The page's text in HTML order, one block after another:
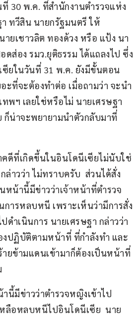
ที่ 30 พ.ค. ที่สำนักงานตำรวจแห่ง
ทวีสิน นายกรัฐมนตรี ให้
ยเชาวลิต ทองด้วง หรือ แป้ง นา
ส่อง รมว.ยุติธรรม ได้แถลงไป ซึ่ง
ยในวันที่ 31 พ.ค. ยังมีขั้นตอน
ะที่จะต้องทำต่อ เมื่อถามว่า จะนำ
พฯ เลยใช่หรือไม่ นายเศรษฐา
ก็น่าจะพยายามนำตัวกลับมาที่
คดีที่เกิดขึ้นในอินโดนีเซียไม่นับใช่
ล่าวว่า ไม่ทราบครับ  ส่วนได้สั่ง
หน้านี้มีข่าวว่าเจ้าหน้าที่ตำรวจ
การหลบหนี เพราะเห็นว่ามีการสั่ง
ดำเนินการ นายเศรษฐา กล่าวว่า
งปฏิบัติตามหน้าที่ ที่กำลังทำ และ
ยข้ามแดนเข้ามาก็ต้องเป็นหน้าที่
นี้มีข่าวว่าตำรวจหญิงเข้าไป
ลือหลบหนีไปอินโดนีเซีย  นาย